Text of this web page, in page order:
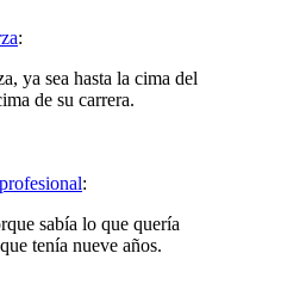
:
ya sea hasta la cima del
de su carrera.
:
sabía lo que quería
tenía nueve años.